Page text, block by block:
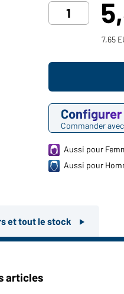
7,65
Configurer
Commander
Aussi pour
Aussi pour
et tout le stock
articles